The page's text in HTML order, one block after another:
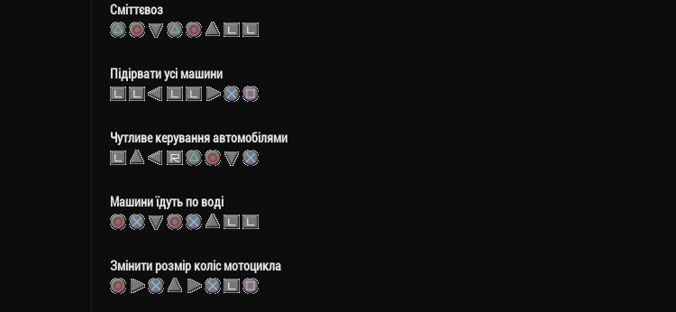
Сміттєвоз
Підірвати усі машини
Чутливе керування автомобілями
Машини їдуть по воді
Змінити розмір коліс мотоцикла